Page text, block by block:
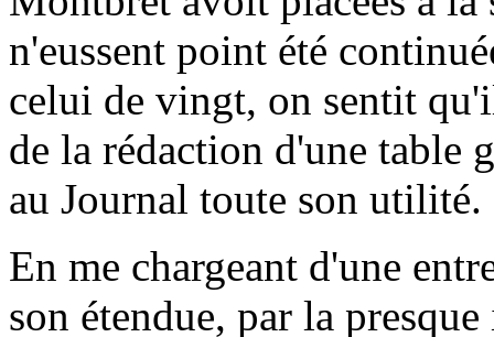
n'eussent point été
celui de vingt, on sentit
de la rédaction d'une table
au Journal toute son utilité.
En me chargeant d'une
son étendue, par la